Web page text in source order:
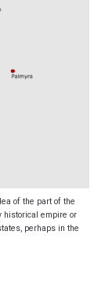
of the part of the
historical empire or
perhaps in the